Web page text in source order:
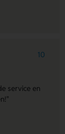
10
service en